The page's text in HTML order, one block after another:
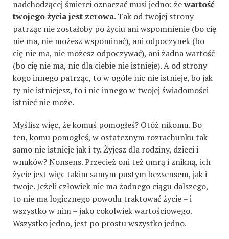
nadchodzącej śmierci oznaczać musi jedno: żewartość
twojego życia jest zerowa. Tak od twojej strony
patrząc nie zostałoby po życiu ani wspomnienie (bo cię
nie ma, nie możesz wspominać), ani odpoczynek (bo
cię nie ma, nie możesz odpoczywać), ani żadna wartość
(bo cię nie ma, nic dla ciebie nie istnieje). A od strony
kogo innego patrząc, to w ogóle nic nie istnieje, bo jak
ty nie istniejesz, to i nic innego w twojej świadomości
istnieć nie może.
Myślisz więc, że komuś pomogłeś? Otóż nikomu. Bo
ten, komu pomogłeś, w ostatcznym rozrachunku tak
samo nie istnieje jak i ty. Żyjesz dla rodziny, dzieci i
wnuków? Nonsens. Przecież oni też umrą i znikną, ich
życie jest więc takim samym pustym bezsensem, jak i
twoje. Jeżeli człowiek nie ma żadnego ciągu dalszego,
to nie ma logicznego powodu traktować życie – i
wszystko w nim – jako cokolwiek wartościowego.
Wszystko jedno, jest po prostu wszystko jedno.